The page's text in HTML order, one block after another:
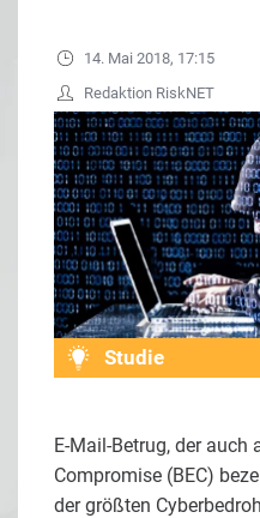
14. Mai 2018, 17:15
Redaktion RiskNET
Studie
E-Mail-Betrug, der auch
Compromise (BEC)
der größten